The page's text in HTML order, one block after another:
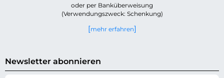
oder per Banküberweisung
(Verwendungszweck: Schenkung)
mehr erfahren
Newsletter abonnieren